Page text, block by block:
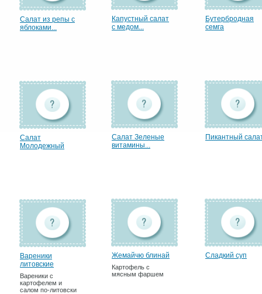
Салат из репы с
яблоками...
Капустный салат
с медом...
Бутербродная
семга
Салат
Молодежный
Салат Зеленые
витамины...
Пикантный
Вареники
литовские
Вареники с
картофелем и
салом по-литовски
Жемайчю блинай
Картофель с
мясным фаршем
Сладкий суп